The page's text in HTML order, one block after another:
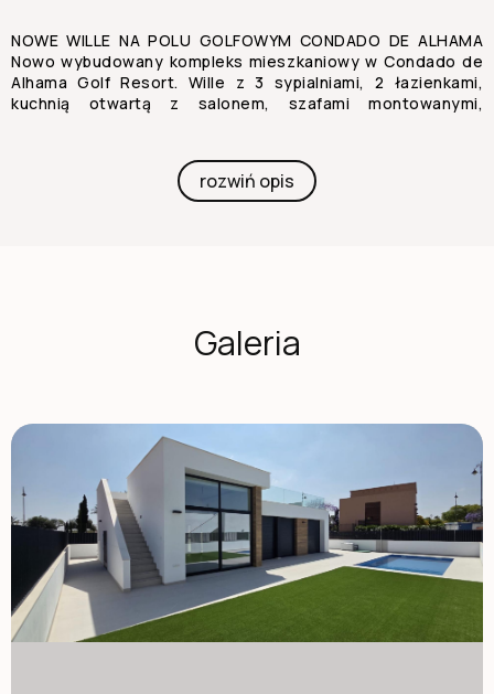
NOWE WILLE NA POLU GOLFOWYM CONDADO DE ALHAMA
Nowo wybudowany kompleks mieszkaniowy w Condado de
Alhama Golf Resort. Wille z 3 sypialniami, 2 łazienkami,
kuchnią otwartą z salonem, szafami montowanymi,
powierzchni 21 m2. W cenie wliczone: - PRZYDZIELONE
MIEJSCE PARKINGOWE w prywatnym ogrodzie. - SOLARIUM
z zewnętrznymi schodami. - ŁAZIENKI: ekrany prysznicowe,
AEROTHERMIA. - INSTALACJA ZMIĘKCZACZA. - PUNKT
ŁADOWANIA do instalacji pojazdów elektrycznych i
Alhama Golf Resort to fantastyczny ośrodek golfowy z
wieloma udogodnieniami i usługami. Centrum handlowe,
centrum sportowe, różnorodne bary i restauracje,
supermarkety oraz ponad 25 wspólnych basenów i
ogrodów. Condado de Alhama Golf Resort posiada własne
pole golfowe zaprojektowane przez Jacka Nicklausa i
znajduje się zaledwie 15 minut od pięknych plaż Bolnuevo i
Mazarron. Mazarron ma ponad 35 km linii brzegowej, z
czego znaczna część stanowi nienaruszone wybrzeże.
Wiele plaż w Zatoce Mazarron zostało odznaczonych
Niebieską Flagą za swoją jakość. Ośrodek golfowy
rozwiń opis
Galeria